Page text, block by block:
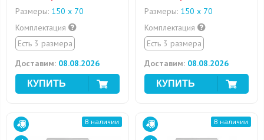
Размеры: 150 х 70
Комплектация
Есть 3 размера
Доставим: 08.08.2026
Размеры: 150 х 70
Комплектация
Есть 3 размера
Доставим: 08.08.2026
В наличии В наличии